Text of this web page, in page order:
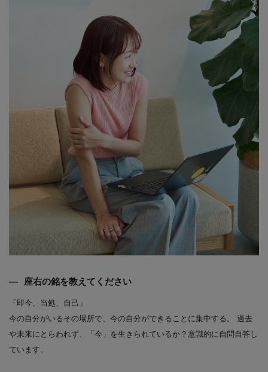
座右の銘を教えてください
「即今、当処、自己」
今の自分がいるその場所で、今の自分ができることに集中する。 過去
や未来にとらわれず、「今」を生きられているか？意識的に自問自答し
ています。